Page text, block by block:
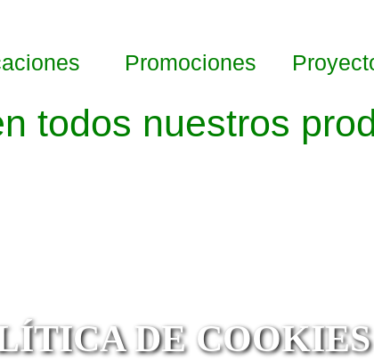
Promociones
todos nuestros
DE COOKIES